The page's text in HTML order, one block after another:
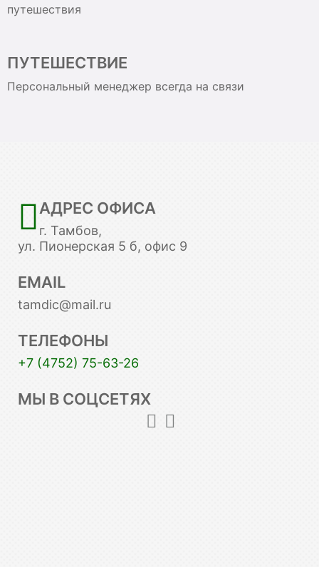
путешествия
ПУТЕШЕСТВИЕ
Персональный менеджер всегда на связи
АДРЕС ОФИСА
г. Тамбов,
ул. Пионерская 5 б, офис 9
EMAIL
tamdic@mail.ru
ТЕЛЕФОНЫ
+7 (4752) 75-63-26
МЫ В СОЦСЕТЯХ